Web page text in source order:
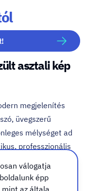
asztali kép
megjelenítés
üvegszerű
mélységet ad
professzionális
recepciós pultra,
akrilra készül,
válogatja
épp